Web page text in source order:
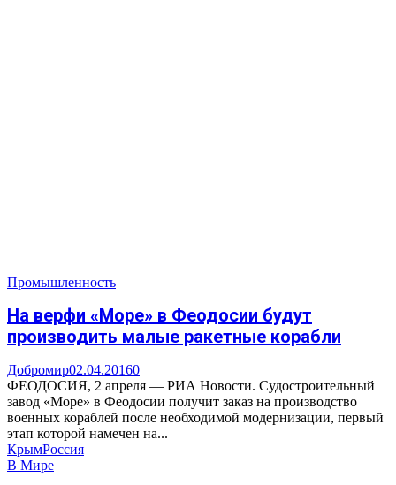
Промышленность
На верфи «Море» в Феодосии будут
производить малые ракетные корабли
Добромир02.04.20160
ФЕОДОСИЯ, 2 апреля — РИА Новости. Судостроительный
завод «Море» в Феодосии получит заказ на производство
военных кораблей после необходимой модернизации, первый
этап которой намечен на...
КрымРоссия
В Мире